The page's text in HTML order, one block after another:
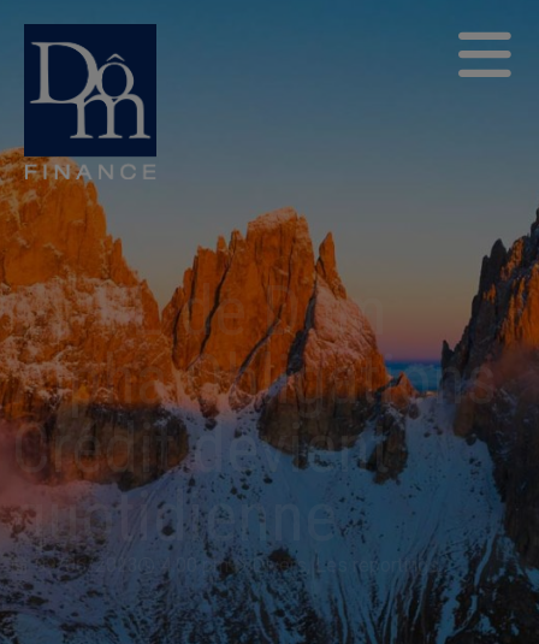
La VL de Dôm
Alpha Obligations
Crédit devient
quotidienne
09/06/2023 4:00 pm Divers Les reportings